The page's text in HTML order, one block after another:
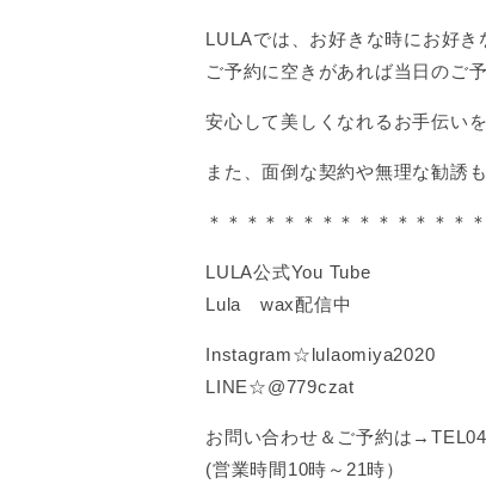
LULAでは、お好きな時にお好
ご予約に空きがあれば当日のご
安心して美しくなれるお手伝い
また、面倒な契約や無理な勧誘
＊＊＊＊＊＊＊＊＊＊＊＊＊＊
LULA公式You Tube
Lula wax配信中
Instagram☆lulaomiya2020
LINE☆@779czat
お問い合わせ＆ご予約は
(営業時間10時～21時）